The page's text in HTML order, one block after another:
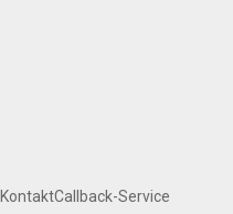
KontaktCallback-Service